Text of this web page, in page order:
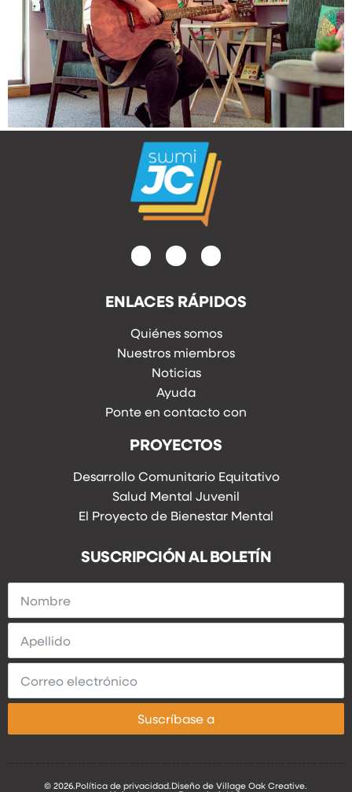
ENLACES RÁPIDOS
Quiénes somos
Nuestros miembros
Noticias
Ayuda
Ponte en contacto con
PROYECTOS
Desarrollo Comunitario Equitativo
Salud Mental Juvenil
El Proyecto de Bienestar Mental
SUSCRIPCIÓN AL BOLETÍN
Suscríbase a
© 2026.Política de privacidad.Diseño de Village Oak Creative.